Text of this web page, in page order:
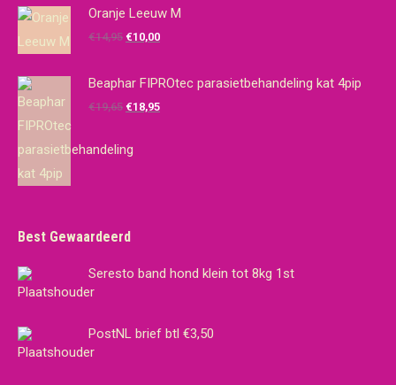
Oranje Leeuw M
€14,95 Oorspronkelijke
was:
€14,95.
€10,00Huidige
is:
€10,00.
Beaphar FIPROtec parasietbehandeling kat 4pip
€19,65 Oorspronkelijke
was:
€18,95Huidige
Best Gewaardeerd
Seresto band hond klein tot 8kg 1st
PostNL brief btl €3,50